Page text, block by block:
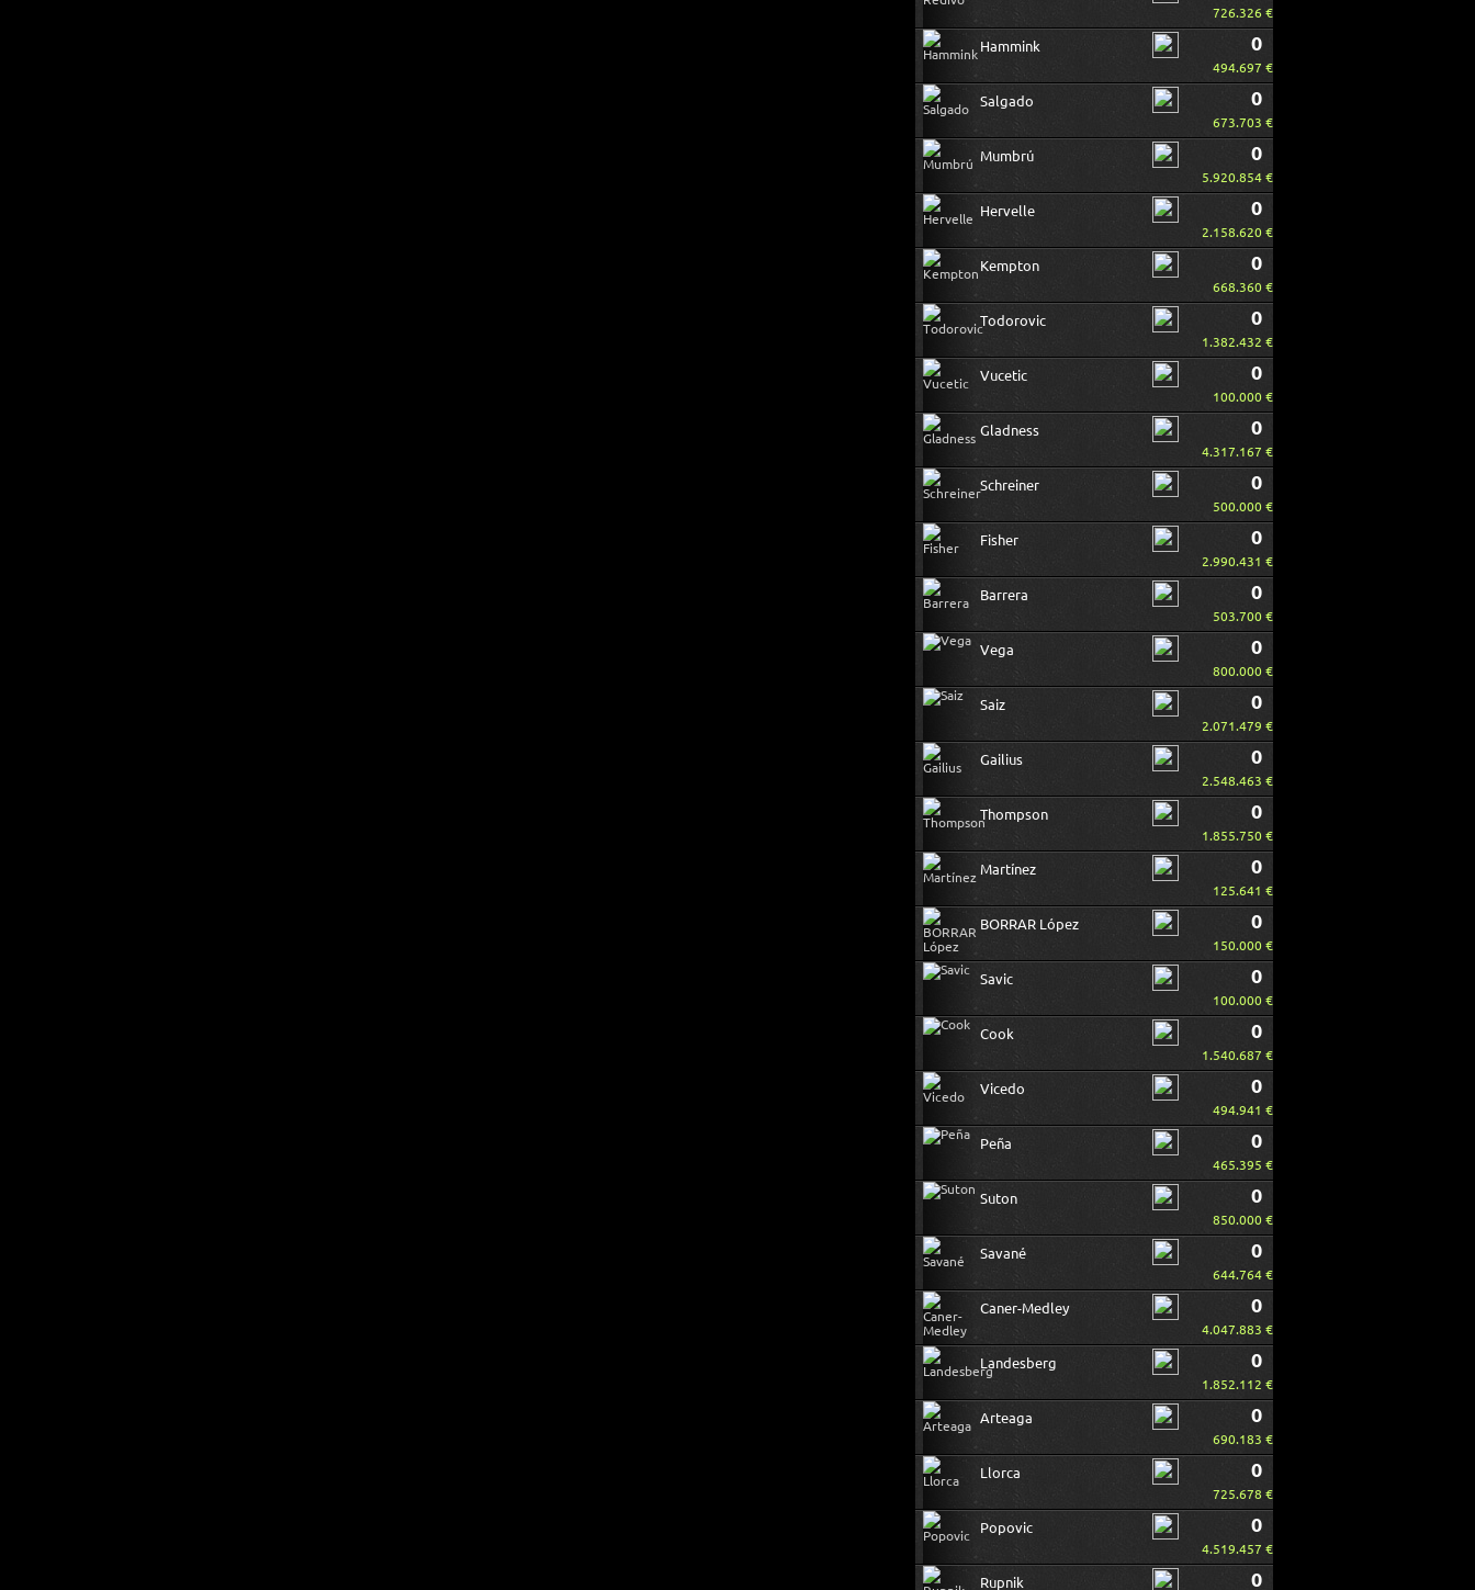
726.326 €
Hammink 0
494.697 €
Salgado 0
673.703 €
Mumbrú 0
5.920.854 €
Hervelle 0
2.158.620 €
Kempton 0
668.360 €
Todorovic 0
1.382.432 €
Vucetic 0
100.000 €
Gladness 0
4.317.167 €
Schreiner 0
500.000 €
Fisher 0
2.990.431 €
Barrera 0
503.700 €
Vega 0
800.000 €
Saiz 0
2.071.479 €
Gailius 0
2.548.463 €
Thompson 0
1.855.750 €
Martínez 0
125.641 €
BORRAR López 0
150.000 €
Savic 0
100.000 €
Cook 0
1.540.687 €
Vicedo 0
494.941 €
Peña 0
465.395 €
Suton 0
850.000 €
Savané 0
644.764 €
Caner-Medley 0
4.047.883 €
Landesberg 0
1.852.112 €
Arteaga 0
690.183 €
Llorca 0
725.678 €
Popovic 0
4.519.457 €
Rupnik 0